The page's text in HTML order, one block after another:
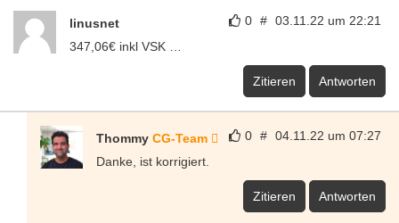
0 # 03.11.22 um 22:21
linusnet
347,06€ inkl VSK …
Zitieren Antworten
0 # 04.11.22 um 07:27
Thommy CG-Team
Danke, ist korrigiert.
Zitieren Antworten